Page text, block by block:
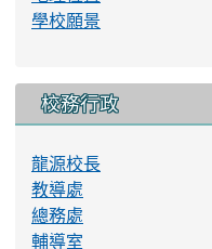
學校願景
校務行政
龍源校長
教導處
總務處
輔導室